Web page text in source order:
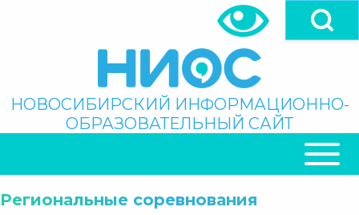
Поиск
НОВОСИБИРСКИЙ ИНФОРМАЦИОННО-
ОБРАЗОВАТЕЛЬНЫЙ САЙТ
НАВИГАЦИЯ
Региональные соревнования